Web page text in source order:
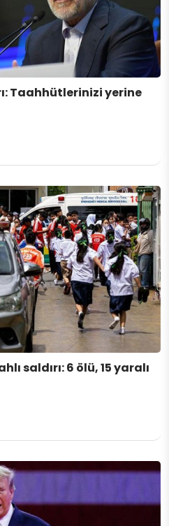
Taahhütlerinizi yerine
saldırı: 6 ölü, 15 yaralı